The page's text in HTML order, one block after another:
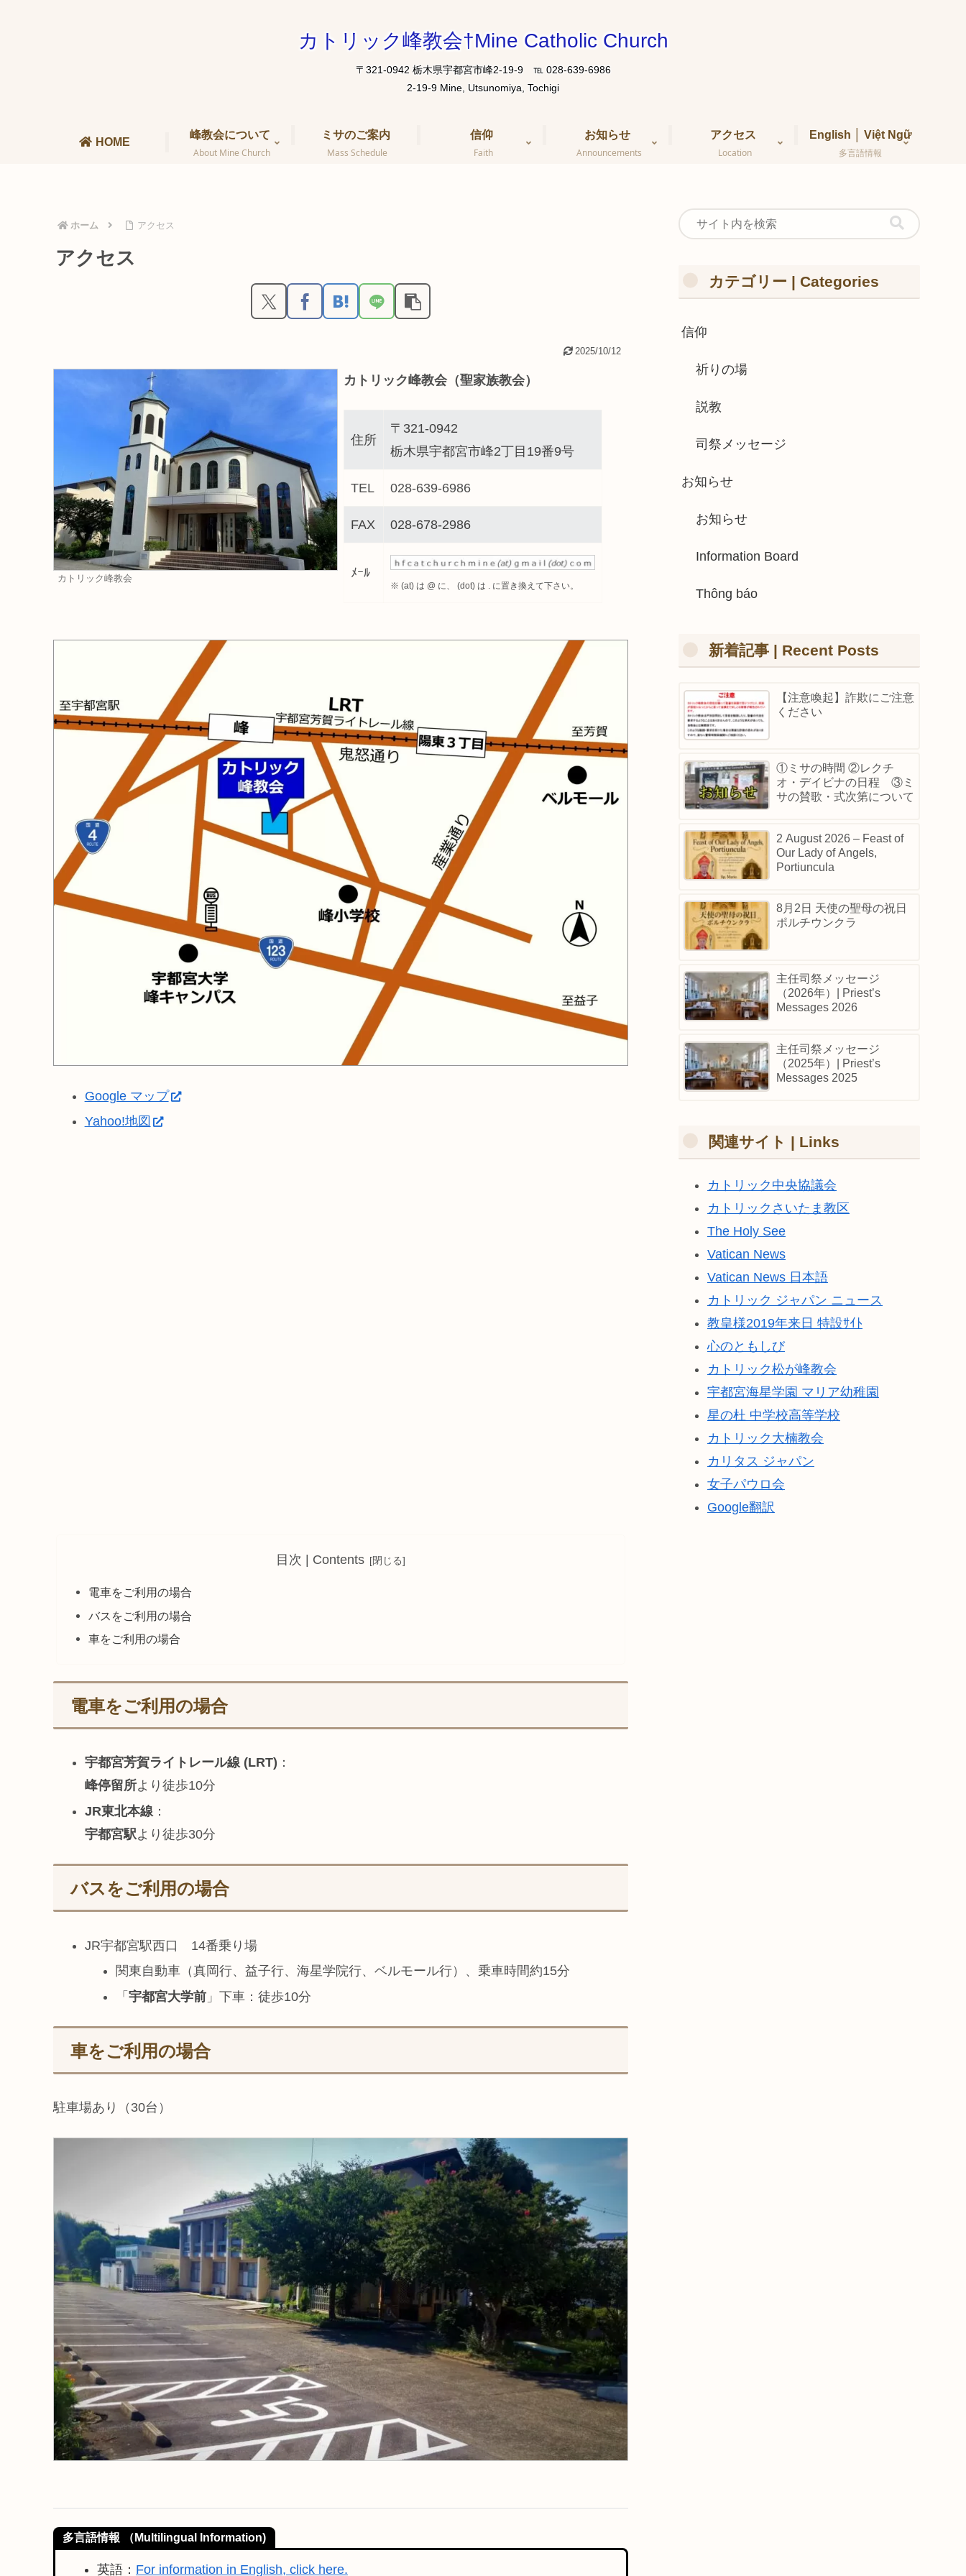
カトリック峰教会†Mine Catholic Church
〒321-0942 栃木県宇都宮市峰2-19-9 ℡ 028-639-6986
HOME
峰教会について
About Mine Church
ミサのご案内
Mass Schedule
信仰
Faith
お知らせ
Announcements
アクセス
Location
English │ Việt Ngữ
多言語情報
ホーム アクセス
アクセス
2025/10/12
カトリック峰教会
カトリック峰教会（聖家族教会）
住所
〒321-0942
栃木県宇都宮市峰2丁目19番9号
TEL 028-639-6986
FAX 028-678-2986
ﾒｰﾙ
※ (at) は @ に、 (dot) は . に置き換えて下さい。
Google マップ
Yahoo!地図
目次 | Contents
電車をご利用の場合
バスをご利用の場合
車をご利用の場合
電車をご利用の場合
宇都宮芳賀ライトレール線 (LRT) ：
峰停留所より徒歩10分
JR東北本線：
宇都宮駅より徒歩30分
バスをご利用の場合
JR宇都宮駅西口 14番乗り場
関東自動車（真岡行、益子行、海星学院行、ベルモール行）、乗車時間約15分
「宇都宮大学前 」下車：徒歩10分
車をご利用の場合
駐車場あり（30台）
多言語情報 （Multilingual Information)
英語： For information in English, click here.
カテゴリー | Categories
信仰
祈りの場
説教
司祭メッセージ
お知らせ
お知らせ
Information Board
Thông báo
新着記事 | Recent Posts
【注意喚起】詐欺にご注意
ください
①ミサの時間 ②レクチ
オ・デイビナの日程 ③ミ
サの賛歌・式次第について
2 August 2026 – Feast of
Our Lady of Angels,
Portiuncula
8月2日 天使の聖母の祝日
ポルチウンクラ
主任司祭メッセージ
（2026年）| Priest’s
Messages 2026
主任司祭メッセージ
（2025年）| Priest’s
Messages 2025
関連サイト | Links
カトリック中央協議会
カトリックさいたま教区
The Holy See
Vatican News
Vatican News 日本語
カトリック ジャパン ニュース
教皇様2019年来日 特設ｻｲﾄ
心のともしび
カトリック松が峰教会
宇都宮海星学園 マリア幼稚園
星の杜 中学校高等学校
カトリック大楠教会
カリタス ジャパン
女子パウロ会
Google翻訳